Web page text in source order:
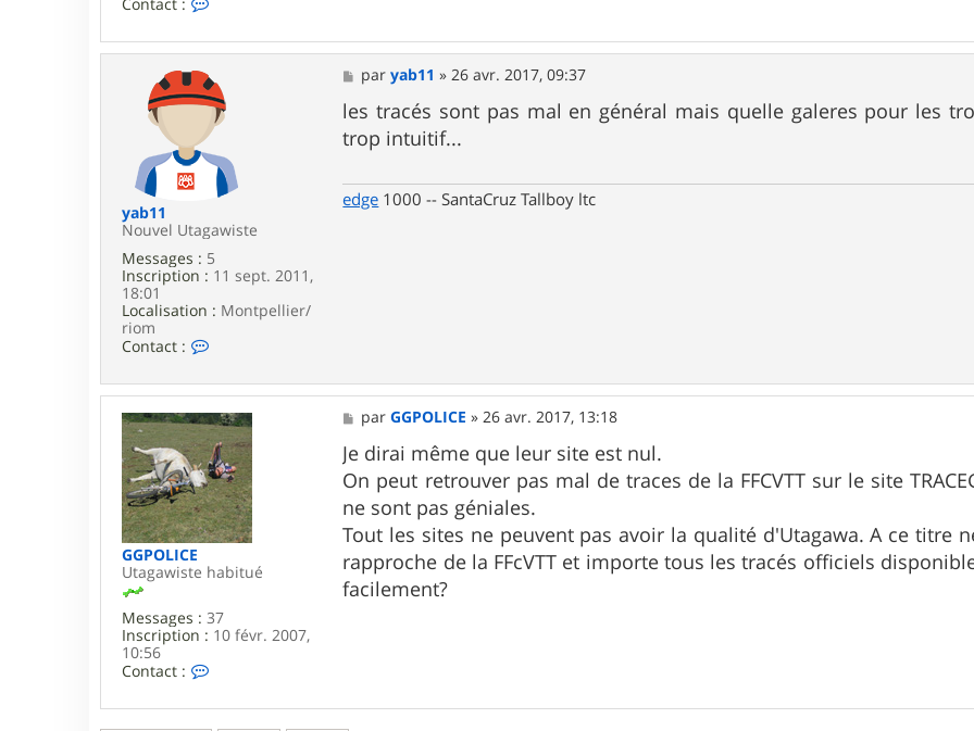
n
t
c
t
e
b
u
e
h
yab11
Nouvel Utagawiste
Messages : 5
Inscription : 11 sept. 2011,
18:01
Localisation : Montpellier/
riom
Contact :
t
a
c
t
e
r
y
a
b
1
M
e
s
s
a
paryab11 »26 avr. 2017, 09:37
les tracés sont pas mal en général mais quelle galeres pour les
trop intuitif...
edge 1000 -- SantaCruz Tallboy ltc
GGPOLICE
Utagawiste habitué
Messages : 37
Inscription : 10 févr. 2007,
10:56
Contact :
n
M
e
s
s
a
g
e
parGGPOLICE »26 avr. 2017, 13:18
Je dirai même que leur site est nul.
On peut retrouver pas mal de traces de la FFCVTT sur le site
ne sont pas géniales.
Tout les sites ne peuvent pas avoir la qualité d'Utagawa. A ce titre
rapproche de la FFcVTT et importe tous les tracés officiels
facilement?